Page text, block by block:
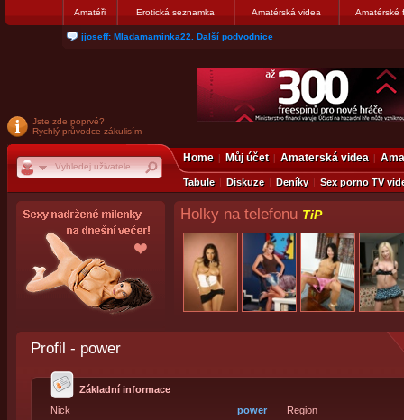
Amatéři Erotická seznamka Amatérská videa Amatérské
matthew007: kuknite moju galerku
Jste zde poprvé?
Rychlý průvodce zákulisím
Home Můj účet Amaterská videa
Tabule Diskuze Deníky Sex porno TV
Holky na telefonu TiP
Profil - power
Základní informace
Nick
power
Region